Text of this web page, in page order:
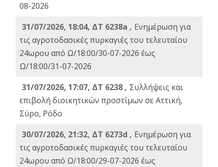
08-2026
31/07/2026, 18:04, ΔΤ 6238a , Ενημέρωση για
τις αγροτοδασικές πυρκαγιές του τελευταίου
24ωρου από Ω/18:00/30-07-2026 έως
Ω/18:00/31-07-2026
31/07/2026, 17:07, ΔΤ 6238 , Συλλήψεις και
επιβολή διοικητικών προστίμων σε Αττική,
Σύρο, Ρόδο
30/07/2026, 21:32, ΔΤ 6273d , Ενημέρωση για
τις αγροτοδασικές πυρκαγιές του τελευταίου
24ωρου από Ω/18:00/29-07-2026 έως